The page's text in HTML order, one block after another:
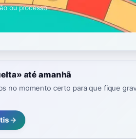
ou processo
até amanhã
no momento certo para que fique